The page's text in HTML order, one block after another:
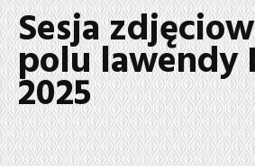
Sesja
polu lawendy
2025